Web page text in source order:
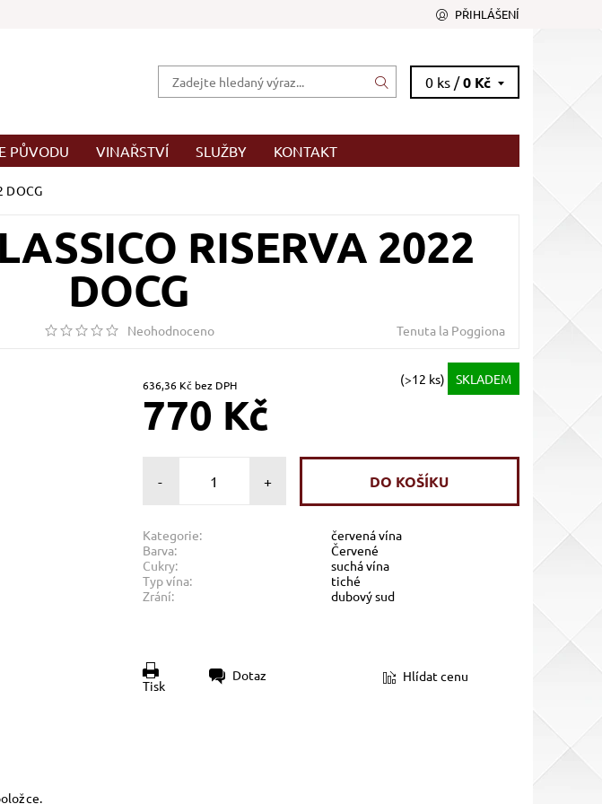
PŘIHLÁŠENÍ
0 ks /0 Kč
PŮVODU VINAŘSTVÍ SLUŽBY KONTAKT
DOCG
RISERVA 2022
DOCG
Neohodnoceno Tenuta la Poggiona
636,36 Kč bez DPH (>12 ks) SKLADEM
770 Kč
- +
Kategorie:
červená vína
Barva:
Červené
Cukry:
suchá vína
Typ vína:
tiché
Zrání:
dubový sud
Tisk
Dotaz Hlídat cenu